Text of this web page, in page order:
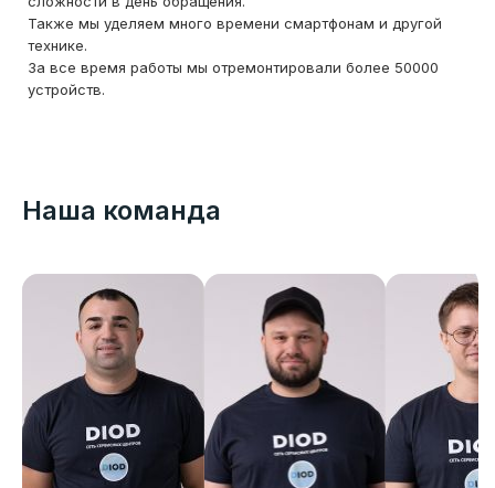
Также мы уделяем много времени смартфонам и другой
технике.
За все время работы мы отремонтировали более 50000
устройств.
Наша команда